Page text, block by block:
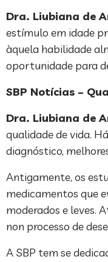
Dra. Liubiana de
estímulo em idade
àquela habilidade
oportunidade para
SBP Notícias –
Dra. Liubiana de
qualidade de vida.
diagnóstico,
Antigamente, os
medicamentos que
moderados e leves.
non processo de
A SBP tem se